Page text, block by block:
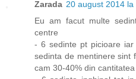
Zarada 20 august 2014 la
Eu am facut multe
centre
- 6 sedinte pt picioare
sedinta de mentinere sint
cam 30-40% din